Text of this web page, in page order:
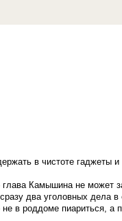
в чистоте гаджеты
глава Камышина не может
два уголовных дела
в роддоме пиариться, а